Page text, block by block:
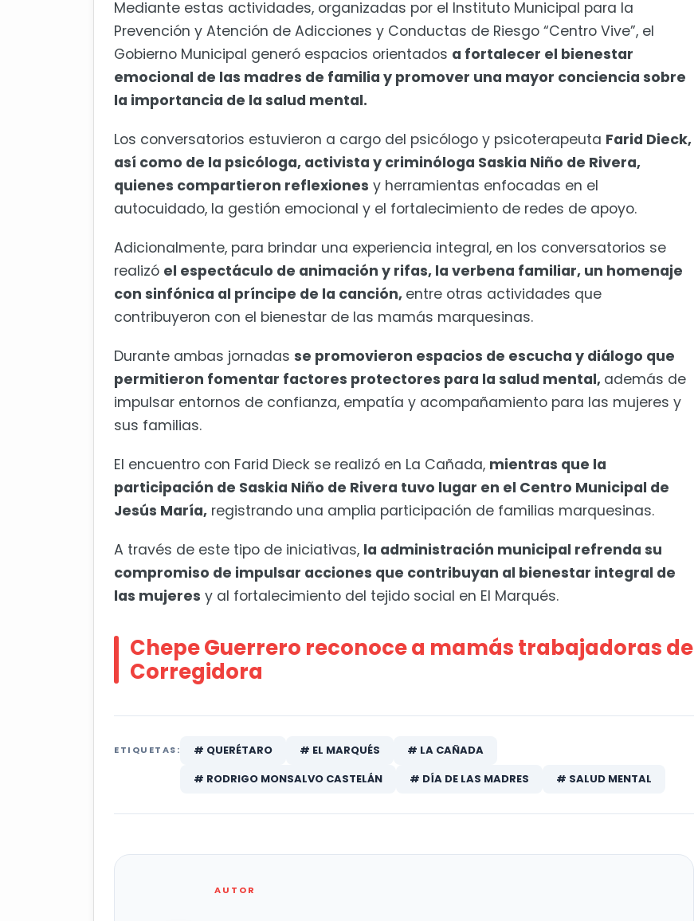
Mediante estas actividades, organizadas por el Instituto Municipal para la
Prevención y Atención de Adicciones y Conductas de Riesgo “Centro Vive”, el
Gobierno Municipal generó espacios orientados a fortalecer el bienestar
emocional de las madres de familia y promover una mayor conciencia sobre
la importancia de la salud mental.
Los conversatorios estuvieron a cargo del psicólogo y psicoterapeuta Farid Dieck,
así como de la psicóloga, activista y criminóloga Saskia Niño de Rivera,
quienes compartieron reflexiones y herramientas enfocadas en el
autocuidado, la gestión emocional y el fortalecimiento de redes de apoyo.
Adicionalmente, para brindar una experiencia integral, en los conversatorios se
realizó el espectáculo de animación y rifas, la verbena familiar, un homenaje
con sinfónica al príncipe de la canción, entre otras actividades que
contribuyeron con el bienestar de las mamás marquesinas.
Durante ambas jornadas se promovieron espacios de escucha y diálogo que
permitieron fomentar factores protectores para la salud mental, además de
impulsar entornos de confianza, empatía y acompañamiento para las mujeres y
sus familias.
El encuentro con Farid Dieck se realizó en La Cañada, mientras que la
participación de Saskia Niño de Rivera tuvo lugar en el Centro Municipal de
Jesús María, registrando una amplia participación de familias marquesinas.
A través de este tipo de iniciativas, la administración municipal refrenda su
compromiso de impulsar acciones que contribuyan al bienestar integral de
las mujeres y al fortalecimiento del tejido social en El Marqués.
Chepe Guerrero reconoce a mamás trabajadoras de
Corregidora
ETIQUETAS: # QUERÉTARO # EL MARQUÉS
# LA CAÑADA
# RODRIGO MONSALVO CASTELÁN
# DÍA DE LAS MADRES # SALUD MENTAL
AUTOR